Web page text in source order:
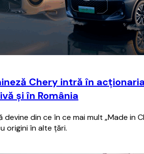
Chery intră în
şi în România
devine din ce în ce mai mult „Made in
origini în alte ţări.